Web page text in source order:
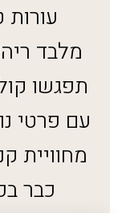
עורות
תפגשו
עם פרטי
מחוויית
כבר